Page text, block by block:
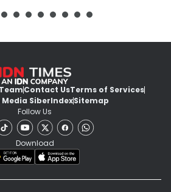
Contact UsTerms of Services
SiberIndexSitemap
Follow Us
Download